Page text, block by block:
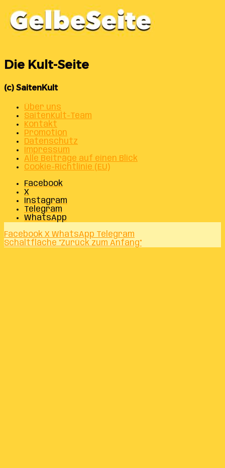
Die Kult-Seite
(c) SaitenKult
Über uns
SaitenKult-Team
Kontakt
Promotion
Datenschutz
Impressum
Alle Beiträge auf einen Blick
Cookie-Richtlinie (EU)
Facebook
X
Instagram
Telegram
WhatsApp
Facebook X WhatsApp Telegram
Schaltfläche "Zurück zum Anfang"